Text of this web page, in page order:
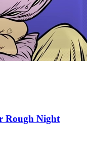
Rough Night